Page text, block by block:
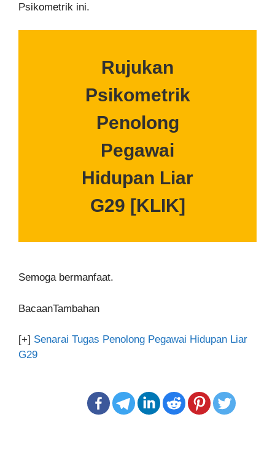
Psikometrik ini.
Rujukan
Psikometrik
Penolong
Pegawai
Hidupan Liar
G29 [KLIK]
Semoga bermanfaat.
BacaanTambahan
[+] Senarai Tugas Penolong Pegawai Hidupan Liar
G29